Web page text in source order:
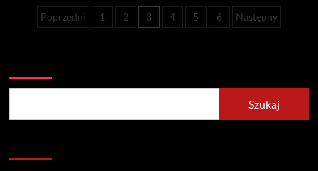
Stronicowanie
Poprzedni 1 2 3 4 5 6 Następny
Szukaj